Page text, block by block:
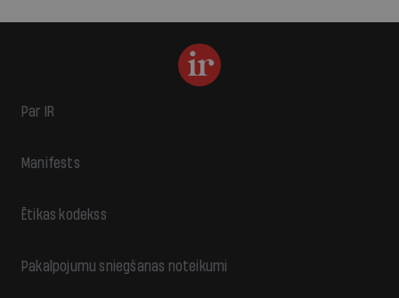
Par IR
Manifests
Ētikas kodekss
Pakalpojumu sniegšanas noteikumi